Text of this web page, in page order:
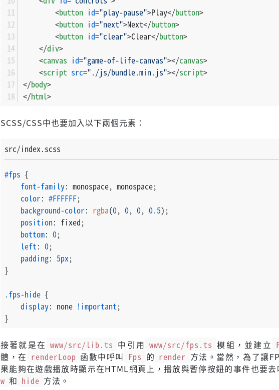
<button id="play-pause">Play</button>
<button id="next">Next</button>
<button id="clear">Clear</button>
</div>
<canvas id="game-of-life-canvas"></canvas>
<script src="./js/bundle.min.js"></script>
</body>
</html>
SCSS/CSS中也要加入以下兩個元素：
src/index.scss
#fps {
font-family: monospace, monospace;
color: #FFFFFF;
background-color: rgba(0, 0, 0, 0.5);
position: fixed;
bottom: 0;
left: 0;
padding: 5px;
}
.fps-hide {
display: none !important;
}
接著就是在 www/src/lib.ts 中引用 www/src/fps.ts 模組，並建立
體，在 renderLoop 函數中呼叫 Fps 的 render 方法。當然，為了讓
果能夠在遊戲播放時顯示在HTML網頁上，播放與暫停按鈕的事件也要去
w 和 hide 方法。